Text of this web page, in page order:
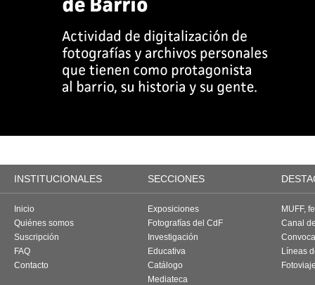
INSTITUCIONALES SECCIONES
Inicio
Quiénes somos
Suscripción
FAQ
Contacto
Exposiciones
Fotografías del CdF
Investigación
Educativa
Catálogo
Mediateca
MUFF,
Canal
Líneas